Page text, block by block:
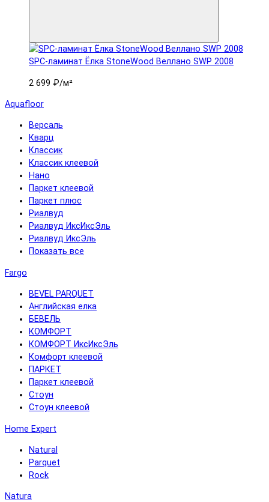
SPC-ламинат Ëлка StoneWood Веллано SWP 2008
2 699 ₽/м²
Aquafloor
Версаль
Кварц
Классик
Классик клеевой
Нано
Паркет клеевой
Паркет плюс
Риалвуд
Риалвуд ИксИксЭль
Риалвуд ИксЭль
Показать все
Fargo
BEVEL PARQUET
Английская елка
БЕВЕЛЬ
КОМФОРТ
КОМФОРТ ИксИксЭль
Комфорт клеевой
ПАРКЕТ
Паркет клеевой
Стоун
Стоун клеевой
Home Expert
Natural
Parquet
Rock
Natura